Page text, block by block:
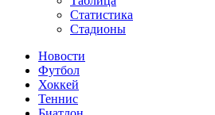
Статистика
Стадионы
Новости
Футбол
Хоккей
Теннис